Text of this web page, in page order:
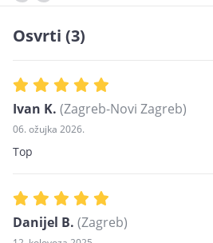
Osvrti (3)
Ivan K. (Zagreb-Novi Zagreb)
06. ožujka 2026.
Top
Danijel B. (Zagreb)